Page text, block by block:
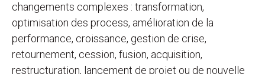
changements complexes : transformation,
optimisation des process, amélioration de la
performance, croissance, gestion de crise,
retournement, cession, fusion, acquisition,
restructuration, lancement de projet ou de nouvelle